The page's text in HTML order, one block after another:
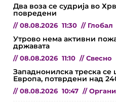
Два воза се судрија во
повредени
// 08.08.2026 11:30 // Глобал
Утрово нема активни
државата
// 08.08.2026 11:10 // Свесно
Западнонилска треска
Европа, потврдени над
// 08.08.2026 10:47 //